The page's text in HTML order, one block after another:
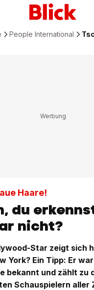
People International
Haare!
du
nicht?
Star zeigt sich
York? Ein Tipp: Er
bekannt und zählt zu
Schauspielern aller